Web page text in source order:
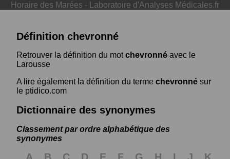
Horaire des Marées - Laboratoire d'Analyses Médicales.fr
Définition chevronné
Retrouver la définition du motchevronné avec le
Larousse
A lire également la définition du terme chevronné sur
le ptidico.com
Dictionnaire des synonymes
Classement par ordre alphabétique des
synonymes